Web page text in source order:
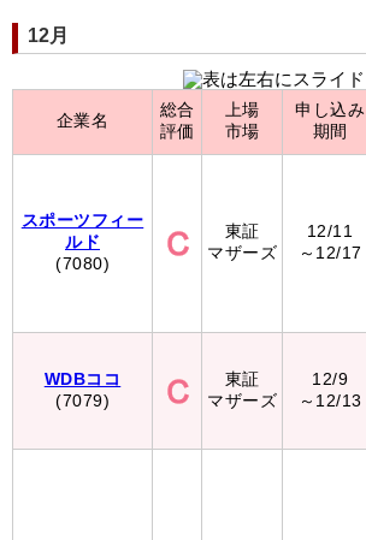
12月
企業名
スポーツフィー
ルド
(7080)
WDBココ
(7079)
総合
評価
上場
市場
申し込み
期間
東証
マザーズ
12/11
～12/17
東証
マザーズ
12/9
～12/13